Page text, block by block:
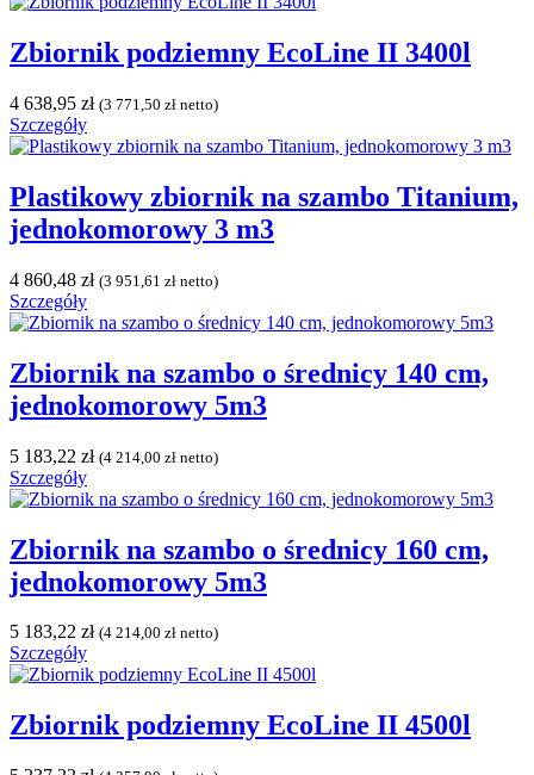
Zbiornik podziemny EcoLine II 3400l
4 638,95 zł (3 771,50 zł netto)
Szczegóły
Plastikowy zbiornik na szambo Titanium,
jednokomorowy 3 m3
4 860,48 zł (3 951,61 zł netto)
Szczegóły
Zbiornik na szambo o średnicy 140 cm,
jednokomorowy 5m3
5 183,22 zł (4 214,00 zł netto)
Szczegóły
Zbiornik na szambo o średnicy 160 cm,
jednokomorowy 5m3
5 183,22 zł (4 214,00 zł netto)
Szczegóły
Zbiornik podziemny EcoLine II 4500l